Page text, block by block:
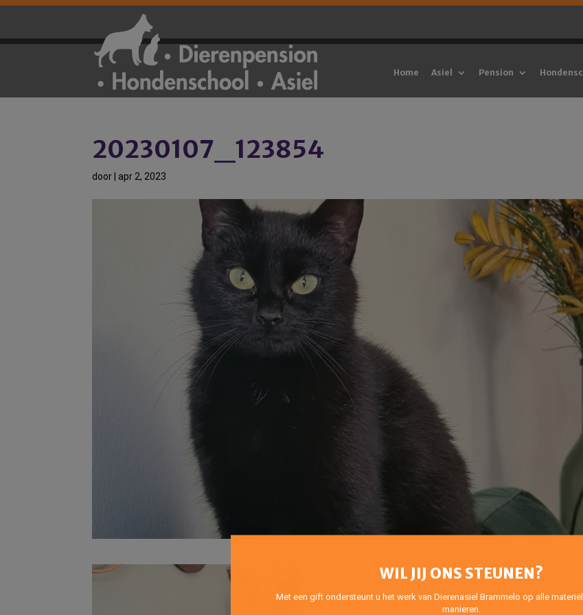
Home Asiel Pension
20230107_123854
door apr 2, 2023
WIL JIJ ONS STEUNEN?
Met een gift ondersteunt u het werk van Dierenasiel Brammelo op alle
manieren.